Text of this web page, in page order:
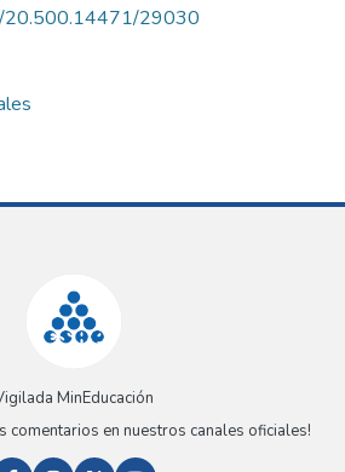
20.500.14471/29030
MinEducación
comentarios en nuestros canales oficiales!